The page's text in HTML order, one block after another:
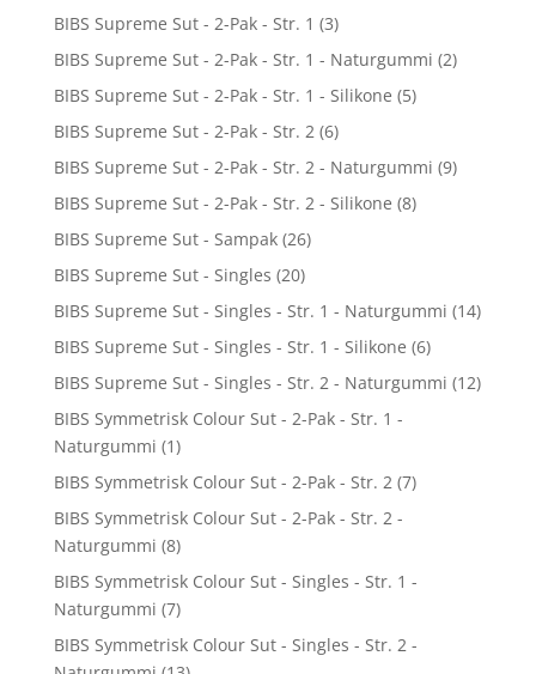
BIBS Supreme Sut - 2-Pak - Str. 1 (3)
BIBS Supreme Sut - 2-Pak - Str. 1 - Naturgummi (2)
BIBS Supreme Sut - 2-Pak - Str. 1 - Silikone (5)
BIBS Supreme Sut - 2-Pak - Str. 2 (6)
BIBS Supreme Sut - 2-Pak - Str. 2 - Naturgummi (9)
BIBS Supreme Sut - 2-Pak - Str. 2 - Silikone (8)
BIBS Supreme Sut - Sampak (26)
BIBS Supreme Sut - Singles (20)
BIBS Supreme Sut - Singles - Str. 1 - Naturgummi (14)
BIBS Supreme Sut - Singles - Str. 1 - Silikone (6)
BIBS Supreme Sut - Singles - Str. 2 - Naturgummi (12)
BIBS Symmetrisk Colour Sut - 2-Pak - Str. 1 -
Naturgummi (1)
BIBS Symmetrisk Colour Sut - 2-Pak - Str. 2 (7)
BIBS Symmetrisk Colour Sut - 2-Pak - Str. 2 -
Naturgummi (8)
BIBS Symmetrisk Colour Sut - Singles - Str. 1 -
Naturgummi (7)
BIBS Symmetrisk Colour Sut - Singles - Str. 2 -